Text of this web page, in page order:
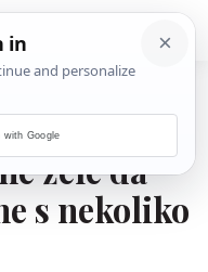
žele da
s nekoliko
with Google